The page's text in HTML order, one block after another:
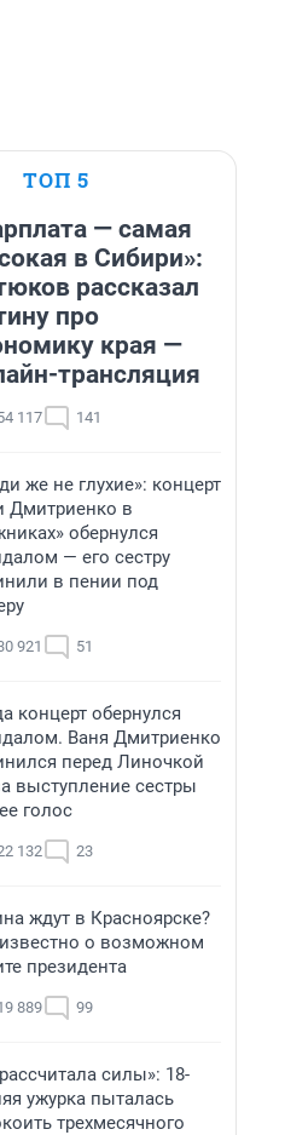
ТОП 5
— самая
в Сибири»:
рассказал
про
края —
трансляция
117 141
же не глухие»: концерт
Дмитриенко в
обернулся
— его сестру
в пении под
921 51
концерт обернулся
Ваня Дмитриенко
перед Линочкой
выступление сестры
голос
132 23
ждут в Красноярске?
о возможном
президента
889 99
силы»: 18-
ужурка пыталась
трехмесячного